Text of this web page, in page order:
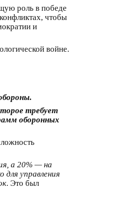
роль в победе
чтобы
и
войне.
требует
оборонных
а 20% — на
управления
. Это был